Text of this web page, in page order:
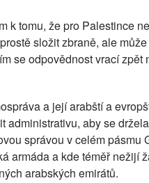
k tomu, že pro Palestince
složit zbraně, ale
se odpovědnost vrací
a její arabští a
administrativu, aby se
správou v celém pásmu
armáda a kde téměř nežijí
arabských emirátů.